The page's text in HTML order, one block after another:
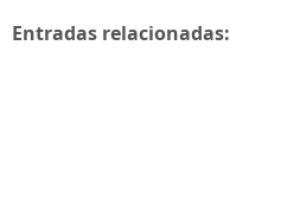
Entradas relacionadas: